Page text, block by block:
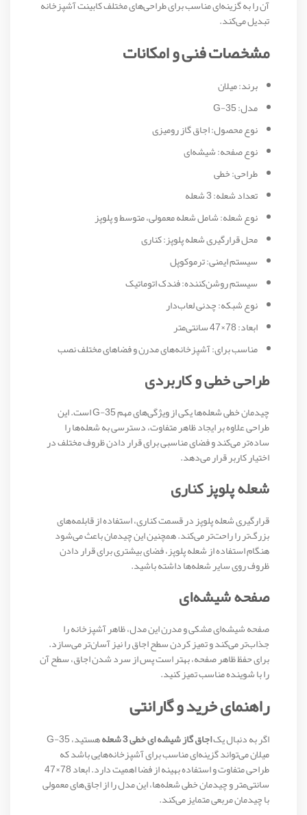
آن را به گزینه‌ای مناسب برای طراحی‌های مختلف کابینت آشپزخانه
تبدیل می‌کند.
مشخصات فنی و امکانات
برند: میلان
مدل: G-35
نوع محصول: اجاق گاز رومیزی
نوع صفحه: شیشه‌ای
طراحی: خطی
تعداد شعله: 3 شعله
نوع شعله: شامل شعله معمولی، متوسط و پلوپز
محل قرارگیری شعله پلوپز: کناری
سیستم ایمنی: ترموکوپل
سیستم روشن‌کننده: فندک اتوماتیک
نوع شبکه: چدنی لعاب‌دار
ابعاد: 78×47 سانتی‌متر
مناسب برای: آشپزخانه‌های مدرن و فضاهای مختلف نصب
طراحی خطی و کاربردی
چیدمان خطی شعله‌ها یکی از ویژگی‌های مهم G-35 است. این
طراحی علاوه بر ایجاد ظاهر متفاوت، دسترسی به شعله‌ها را
ساده‌تر می‌کند و فضای مناسبی برای قرار دادن ظروف مختلف در
اختیار کاربر قرار می‌دهد.
شعله پلوپز کناری
قرارگیری شعله پلوپز در قسمت کناری، استفاده از قابلمه‌های
بزرگ‌تر را راحت‌تر می‌کند. همچنین این چیدمان باعث می‌شود
هنگام استفاده از شعله پلوپز، فضای بیشتری برای قرار دادن
ظروف روی سایر شعله‌ها داشته باشید.
صفحه شیشه‌ای
صفحه شیشه‌ای مشکی و مدرن این مدل، ظاهر آشپزخانه را
جذاب‌تر می‌کند و تمیز کردن سطح اجاق را نیز آسان‌تر می‌سازد.
برای حفظ ظاهر صفحه، بهتر است پس از سرد شدن اجاق، سطح آن
را با شوینده مناسب تمیز کنید.
راهنمای خرید و گارانتی
اگر به دنبال یکاجاق گاز شیشه ای خطی 3 شعله هستید، G-35
میلان می‌تواند گزینه‌ای مناسب برای آشپزخانه‌هایی باشد که
طراحی متفاوت و استفاده بهینه از فضا اهمیت دارد. ابعاد 78×47
سانتی‌متر و چیدمان خطی شعله‌ها، این مدل را از اجاق‌های معمولی
با چیدمان مربعی متمایز می‌کند.